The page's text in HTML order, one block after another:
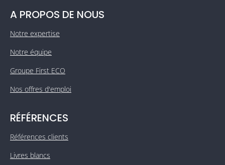
A PROPOS DE NOUS
Notre expertise
Notre équipe
Groupe First ECO
Nos offres d'emploi
RÉFÉRENCES
Références clients
Livres blancs